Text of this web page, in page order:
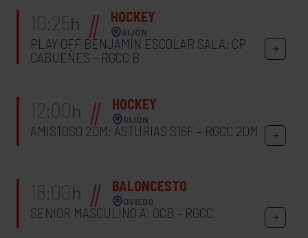
10:25h HOCKEY
GIJÓN
PLAY OFF BENJAMÍN ESCOLAR SALA: CP
CABUEÑES – RGCC B
12:00h HOCKEY
GIJÓN
AMISTOSO 2DM: ASTURIAS S16F – RGCC 2DM
18:00h BALONCESTO
OVIEDO
SENIOR MASCULINO A: OCB – RGCC